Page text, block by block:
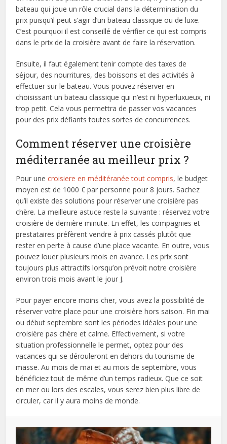
bateau qui joue un rôle crucial dans la détermination du
prix puisqu’il peut s’agir d’un bateau classique ou de luxe.
C’est pourquoi il est conseillé de vérifier ce qui est compris
dans le prix de la croisière avant de faire la réservation.
Ensuite, il faut également tenir compte des taxes de
séjour, des nourritures, des boissons et des activités à
effectuer sur le bateau. Vous pouvez réserver en
choisissant un bateau classique qui n’est ni hyperluxueux, ni
trop petit. Cela vous permettra de passer vos vacances
pour des prix défiants toutes sortes de concurrences.
Comment réserver une croisière
méditerranée au meilleur prix ?
Pour unecroisiere en méditéranée tout compris, le budget
moyen est de 1000 € par personne pour 8 jours. Sachez
qu’il existe des solutions pour réserver une croisière pas
chère. La meilleure astuce reste la suivante : réservez votre
croisière de dernière minute. En effet, les compagnies et
prestataires préfèrent vendre à prix cassés plutôt que
rester en perte à cause d’une place vacante. En outre, vous
pouvez louer plusieurs mois en avance. Les prix sont
toujours plus attractifs lorsqu’on prévoit notre croisière
environ trois mois avant le jour J.
Pour payer encore moins cher, vous avez la possibilité de
réserver votre place pour une croisière hors saison. Fin mai
ou début septembre sont les périodes idéales pour une
croisière pas chère et calme. Effectivement, si votre
situation professionnelle le permet, optez pour des
vacances qui se dérouleront en dehors du tourisme de
masse. Au mois de mai et au mois de septembre, vous
bénéficiez tout de même d’un temps radieux. Que ce soit
en mer ou lors des escales, vous serez bien plus libre de
circuler, car il y aura moins de monde.